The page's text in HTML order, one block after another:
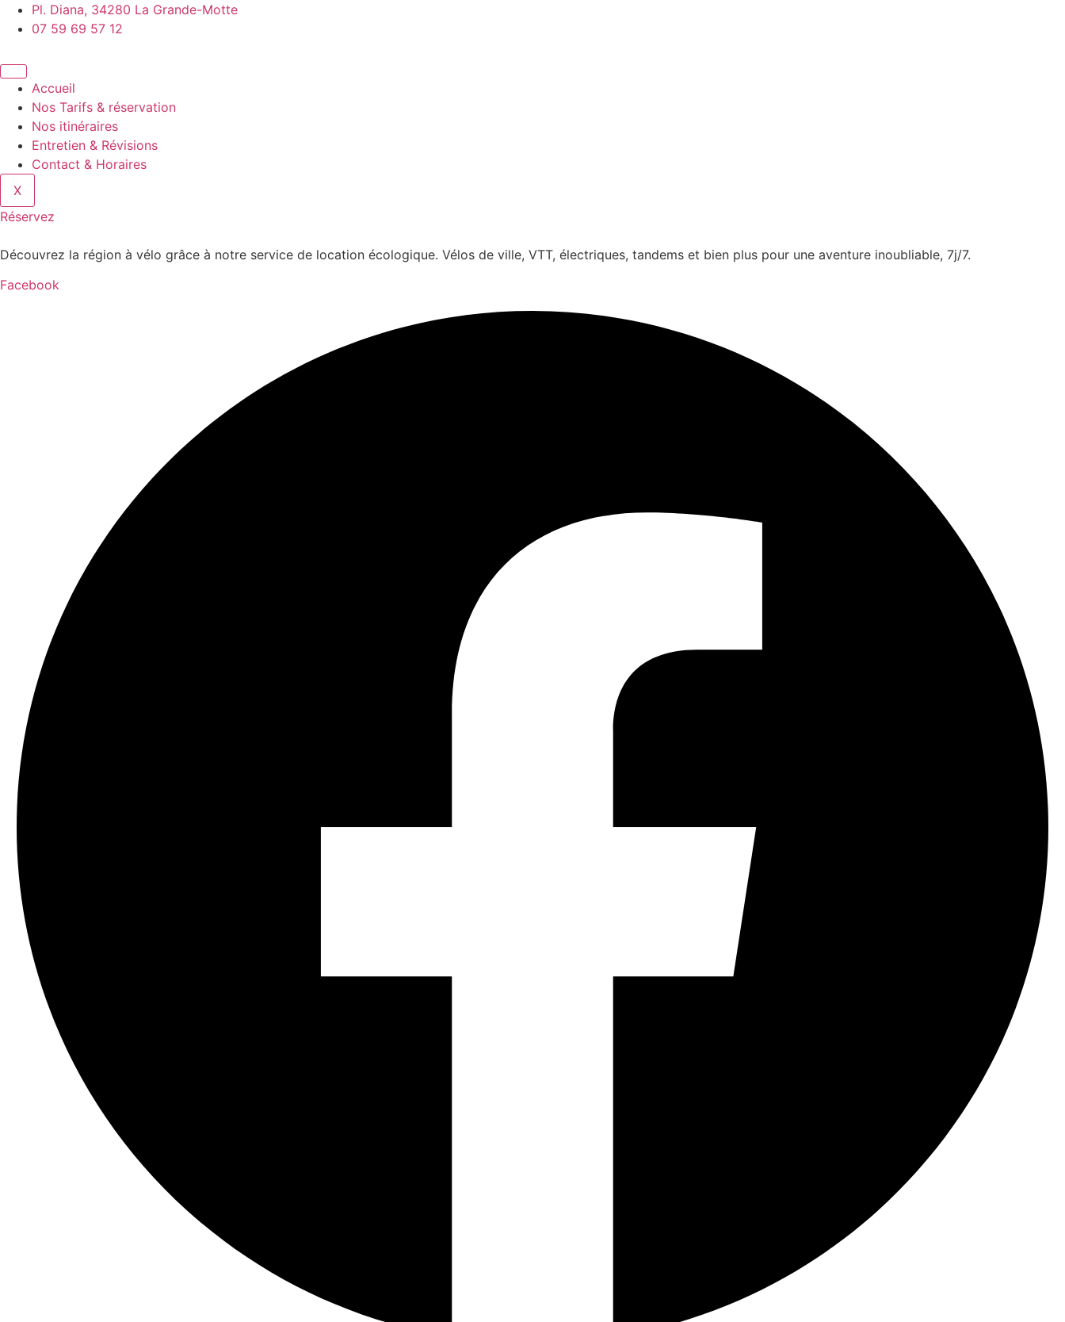
Aller
Pl. Diana, 34280 La Grande-Motte
07 59 69 57 12
Accueil
Nos Tarifs & réservation
Nos itinéraires
Entretien & Révisions
Contact & Horaires
X
Réservez
Découvrez la région à vélo grâce à notre service de location écologique. Vélos de ville, VTT, électriques, tandems et bien plus pour une aventure inoubliable, 7j/7.
Facebook